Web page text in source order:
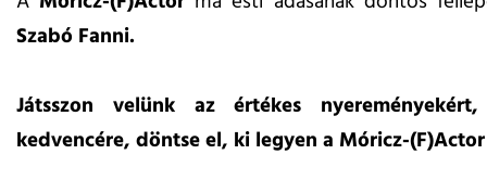
Szabó Fanni.
Játsszon velünk az értékes nyereményekért,
kedvencére, döntse el, ki legyen a Móricz-